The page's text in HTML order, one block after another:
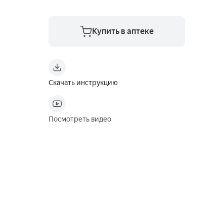
Купить в аптеке
Скачать инструкцию
Посмотреть видео